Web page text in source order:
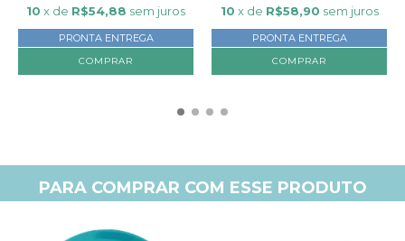
10 x de R$54,88 sem juros
PRONTA ENTREGA
10 x de R$58,90 sem juros
PRONTA ENTREGA
PARA COMPRAR COM ESSE PRODUTO